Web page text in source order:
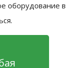
оборудование в